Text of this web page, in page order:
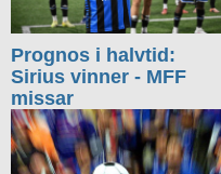
Prognos i halvtid:
Sirius vinner - MFF
missar